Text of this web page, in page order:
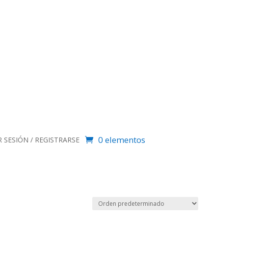
SESIÓN / REGISTRARSE 0 elementos